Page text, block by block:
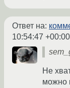
Ответ на:
10:54:47 +00:00
Не
можно